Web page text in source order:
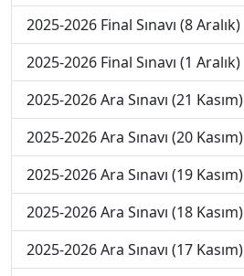
2025-2026 Final Sınavı (8 Aralık)
2025-2026 Final Sınavı (1 Aralık)
2025-2026 Ara Sınavı (21 Kasım)
2025-2026 Ara Sınavı (20 Kasım)
2025-2026 Ara Sınavı (19 Kasım)
2025-2026 Ara Sınavı (18 Kasım)
2025-2026 Ara Sınavı (17 Kasım)